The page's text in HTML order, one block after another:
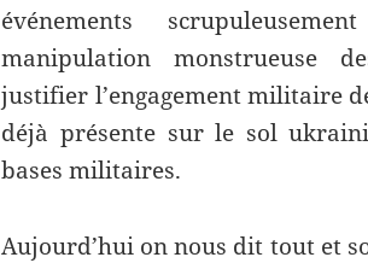
événements
manipulation monstrueuse
justifier l’engagement militaire
déjà présente sur le sol
bases militaires.
Aujourd’hui on nous dit tout et